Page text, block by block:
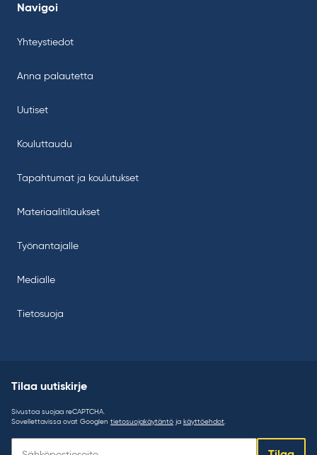
Navigoi
Yhteystiedot
Anna palautetta
Uutiset
Kouluttaudu
Tapahtumat ja koulutukset
Materiaalitilaukset
Työnantajalle
Medialle
Tietosuoja
Tilaa uutiskirje
Sivustoa suojaa reCAPTCHA.
Sovellettavissa ovat Googlen tietosuojakäytäntö ja käyttöehdot.